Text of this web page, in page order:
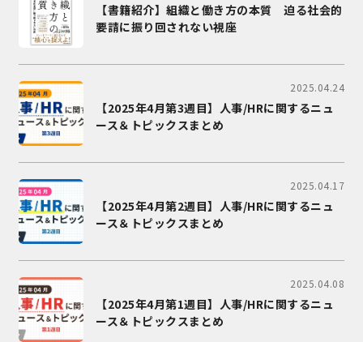
【書籍紹介】組織と働き方の本質 迫る社会的
要請に振り回されない視座
2025.04.24
【2025年4月第3週目】人事/HRに関するニュ
ース＆トピックスまとめ
2025.04.17
【2025年4月第2週目】人事/HRに関するニュ
ース＆トピックスまとめ
2025.04.08
【2025年4月第1週目】人事/HRに関するニュ
ース＆トピックスまとめ